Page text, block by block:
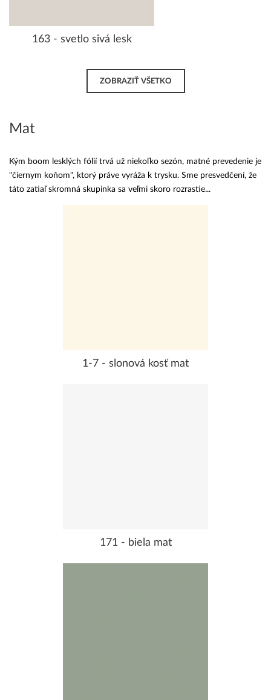
163 - svetlo sivá lesk
ZOBRAZIŤ VŠETKO
Mat
Kým boom lesklých fólií trvá už niekoľko sezón, matné prevedenie je
"čiernym koňom", ktorý práve vyráža k trysku. Sme presvedčení, že
táto zatiaľ skromná skupinka sa veľmi skoro rozrastie...
1-7 - slonová kosť mat
171 - biela mat